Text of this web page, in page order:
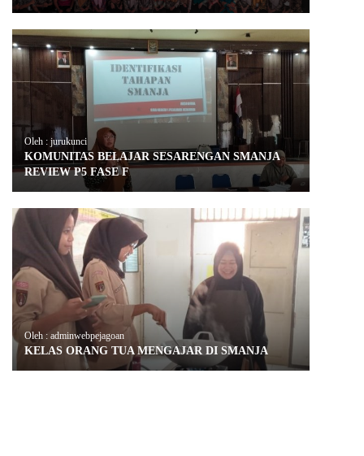
Oleh : jurukunci
KOMUNITAS BELAJAR SESARENGAN SMANJA
REVIEW P5 FASE F
Oleh : adminwebpejagoan
KELAS ORANG TUA MENGAJAR DI SMANJA